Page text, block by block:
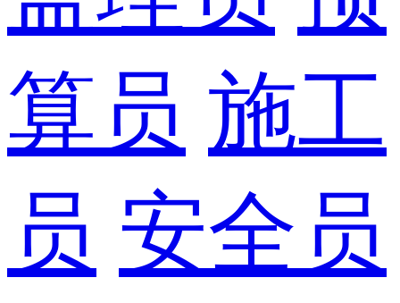
算员 施工
员 安全员